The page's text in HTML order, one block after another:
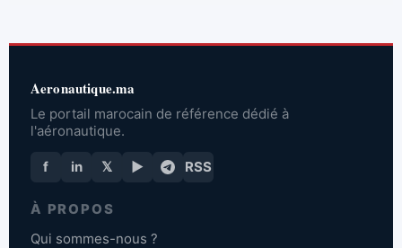
Aeronautique.ma
Le portail marocain de référence dédié à
l'aéronautique.
f in 𝕏 ▶ RSS
À PROPOS
Qui sommes-nous ?